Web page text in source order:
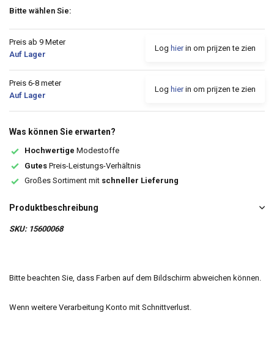
Bitte wählen Sie:
Preis ab 9 Meter
Auf Lager
Log hierin om prijzen te zien
Preis 6-8 meter
Auf Lager
Log hierin om prijzen te zien
Was können Sie erwarten?
Hochwertige Modestoffe
Gutes Preis-Leistungs-Verhältnis
Großes Sortiment mit schneller Lieferung
Produktbeschreibung
SKU: 15600068
Bitte beachten Sie, dass Farben auf dem Bildschirm abweichen können.
Wenn weitere Verarbeitung Konto mit Schnittverlust.